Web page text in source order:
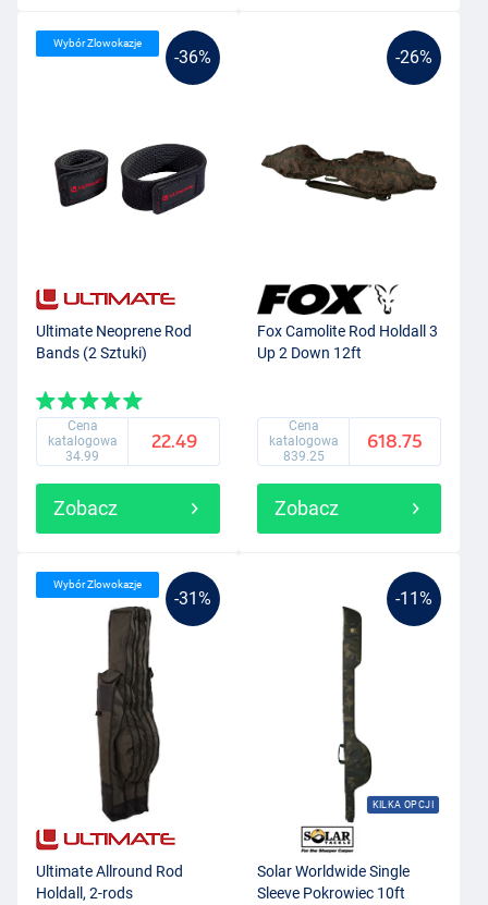
-36%
Wybór Zlowokazje
Ultimate Neoprene Rod
Bands (2 Sztuki)
Cena
katalogowa
34.99
22.49
Zobacz
-26%
Fox Camolite Rod Holdall 3
Up 2 Down 12ft
Cena
katalogowa
839.25
618.75
Zobacz
-31%
Wybór Zlowokazje
Ultimate Allround Rod
Holdall, 2-rods
-11%
KILKA OPCJI
Solar Worldwide Single
Sleeve Pokrowiec 10ft